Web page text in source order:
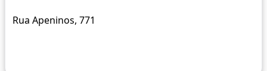
Rua Apeninos, 771